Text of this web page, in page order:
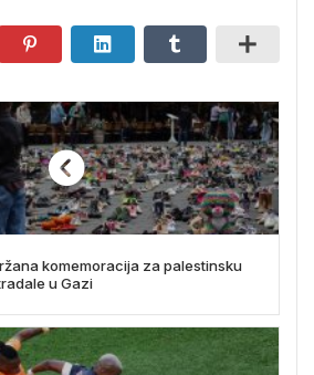
komemoracija za palestinsku
u Gazi